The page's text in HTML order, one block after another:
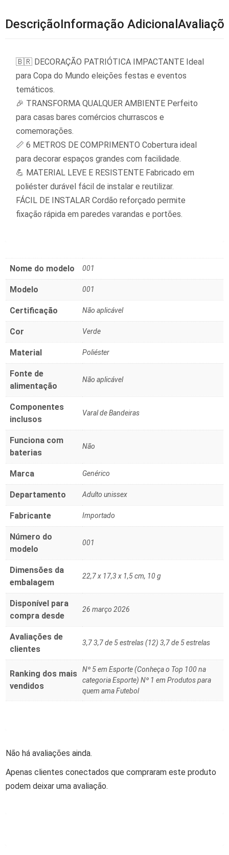
DescriçãoInformação Adicional
🇧🇷 DECORAÇÃO PATRIÓTICA IMPACTANTE Ideal
para Copa do Mundo eleições festas e eventos
temáticos.
🎉 TRANSFORMA QUALQUER AMBIENTE Perfeito
para casas bares comércios churrascos e
comemorações.
📏 6 METROS DE COMPRIMENTO Cobertura ideal
para decorar espaços grandes com facilidade.
💪 MATERIAL LEVE E RESISTENTE Fabricado em
poliéster durável fácil de instalar e reutilizar.
FÁCIL DE INSTALAR Cordão reforçado permite
fixação rápida em paredes varandas e portões.
Nome do modelo ‎001
Modelo ‎001
Certificação ‎Não aplicável
Cor ‎Verde
Material ‎Poliéster
Fonte de
alimentação
‎Não aplicável
Componentes
inclusos
‎Varal de Bandeiras
Funciona com
baterias
‎Não
Marca ‎Genérico
Departamento ‎Adulto unissex
Fabricante ‎Importado
Número do
modelo
‎001
Dimensões da
embalagem
‎22,7 x 17,3 x 1,5 cm, 10 g
Disponível para
compra desde
26 março 2026
Avaliações de
clientes
3,7 3,7 de 5 estrelas (12) 3,7 de 5 estrelas
Ranking dos mais
vendidos
Nº 5 em Esporte (Conheça o Top 100 na
categoria Esporte) Nº 1 em Produtos para
quem ama Futebol
Não há avaliações ainda.
Apenas clientes conectados que compraram este produto
podem deixar uma avaliação.